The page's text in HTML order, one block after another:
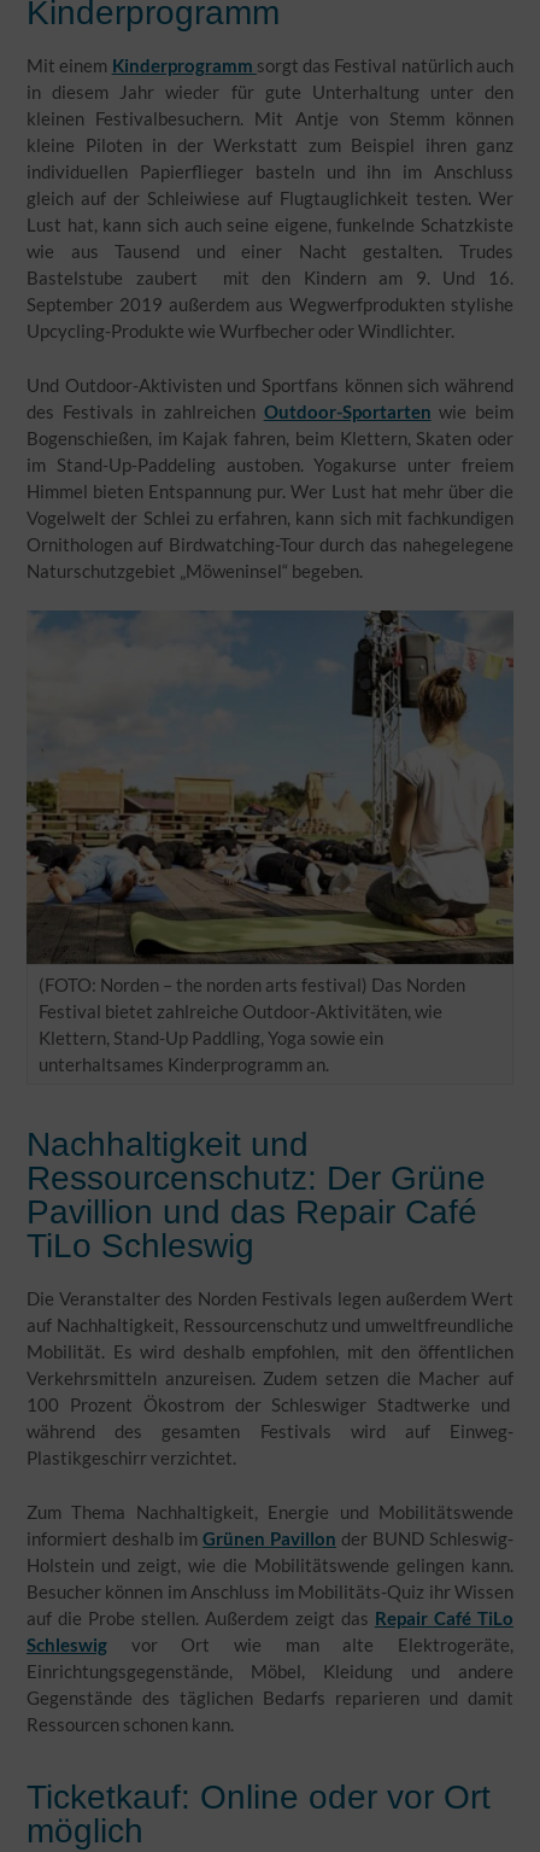
Kinderprogramm
Mit einem Kinderprogramm sorgt das Festival natürlich auch
in diesem Jahr wieder für gute Unterhaltung unter den
kleinen Festivalbesuchern. Mit Antje von Stemm können
kleine Piloten in der Werkstatt zum Beispiel ihren ganz
individuellen Papierflieger basteln und ihn im Anschluss
gleich auf der Schleiwiese auf Flugtauglichkeit testen. Wer
Lust hat, kann sich auch seine eigene, funkelnde Schatzkiste
wie aus Tausend und einer Nacht gestalten. Trudes
Bastelstube zaubert mit den Kindern am 9. Und 16.
September 2019 außerdem aus Wegwerfprodukten stylishe
Upcycling-Produkte wie Wurfbecher oder Windlichter.
Und Outdoor-Aktivisten und Sportfans können sich während
des Festivals in zahlreichen Outdoor-Sportarten wie beim
Bogenschießen, im Kajak fahren, beim Klettern, Skaten oder
im Stand-Up-Paddeling austoben. Yogakurse unter freiem
Himmel bieten Entspannung pur. Wer Lust hat mehr über die
Vogelwelt der Schlei zu erfahren, kann sich mit fachkundigen
Ornithologen auf Birdwatching-Tour durch das nahegelegene
Naturschutzgebiet „Möweninsel“ begeben.
(FOTO: Norden – the norden arts festival) Das Norden
Festival bietet zahlreiche Outdoor-Aktivitäten, wie
Klettern, Stand-Up Paddling, Yoga sowie ein
unterhaltsames Kinderprogramm an.
Nachhaltigkeit und
Ressourcenschutz: Der Grüne
Pavillion und das Repair Café
TiLo Schleswig
Die Veranstalter des Norden Festivals legen außerdem Wert
auf Nachhaltigkeit, Ressourcenschutz und umweltfreundliche
Mobilität. Es wird deshalb empfohlen, mit den öffentlichen
Verkehrsmitteln anzureisen. Zudem setzen die Macher auf
100 Prozent Ökostrom der Schleswiger Stadtwerke und
während des gesamten Festivals wird auf Einweg-
Plastikgeschirr verzichtet.
Zum Thema Nachhaltigkeit, Energie und Mobilitätswende
informiert deshalb im Grünen Pavillon der BUND Schleswig-
Holstein und zeigt, wie die Mobilitätswende gelingen kann.
Besucher können im Anschluss im Mobilitäts-Quiz ihr Wissen
auf die Probe stellen. Außerdem zeigt das Repair Café TiLo
Schleswig vor Ort wie man alte Elektrogeräte,
Einrichtungsgegenstände, Möbel, Kleidung und andere
Gegenstände des täglichen Bedarfs reparieren und damit
Ressourcen schonen kann.
Ticketkauf: Online oder vor Ort
möglich